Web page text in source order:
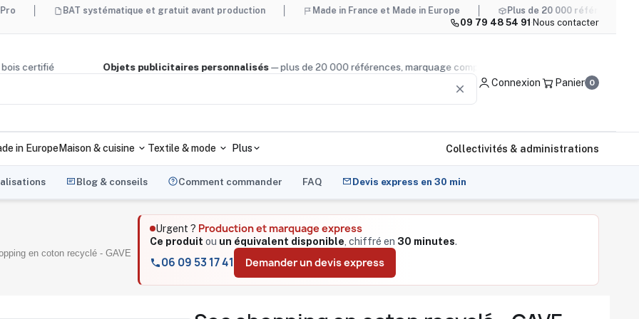
BAT systématique et gratuit avant production Made in France et Made in Europe
Plus de 20 000 références, marquage
09 79 48 54 91 · Nous contacter
liège, bois certifié Objets publicitaires personnalisés— plus de 20 000 références, marquage compris
clear Connexion Panier 0
in EuropeMaison & cuisine Textile & mode Plus Collectivités & administrations
Blog & conseils Comment commander FAQ Devis express en 30 min
en coton recyclé - GAVE
Urgent ? Production et marquage express
Ce produit ou un équivalent disponible, chiffré en 30 minutes.
06 09 53 17 41 Demander un devis express